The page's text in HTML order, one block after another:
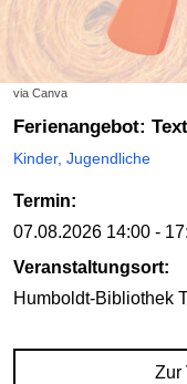
via Canva
Ferienangebot:
Kinder, Jugendliche
Termin:
07.08.2026 14:00 -
Veranstaltungsort:
Humboldt-Bibliothek
Zur